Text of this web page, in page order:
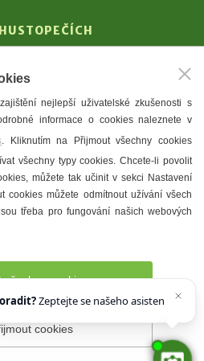
Masaryk
Ubytování
a galerie
meníčka
Správce webu
nejlepší uživatelské zkušenosti s
informace o cookies naleznete v
. Kliknutím na Přijmout všechny cookies
všechny typy cookies. Chcete-li povolit
můžete tak učinit v sekci Nastavení
cookies můžete odmítnout užívání všech
třeba pro fungování našich webových
všechny cookies
cookies